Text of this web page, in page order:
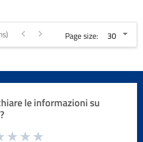
Page size:
le informazioni su
la pagina